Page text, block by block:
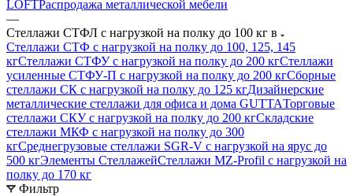
LOFTРаспродажа металлической мебели
—
Стеллажи СТФЛ с нагрузкой на полку до 100 кг в
Стеллажи СТФ с нагрузкой на полку до 100, 125, 145
кгСтеллажи СТФУ с нагрузкой на полку до 200 кгСтеллажи
усиленные СТФУ-П с нагрузкой на полку до 200 кгСборные
стеллажи СК с нагрузкой на полку до 125 кгДизайнерские
металлические стеллажи для офиса и дома GUTTAТорговые
стеллажи СКУ с нагрузкой на полку до 200 кгСкладские
стеллажи МКФ с нагрузкой на полку до 300
кгСреднегрузовые стеллажи SGR-V с нагрузкой на ярус до
500 кгЭлементы СтеллажейСтеллажи MZ-Profil с нагрузкой на
полку до 170 кг
Фильтр